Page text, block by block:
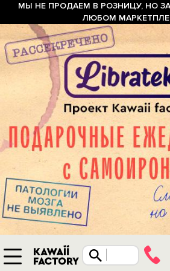
МЫ НЕ ПРОДАЕМ В РОЗНИЦУ, НО
ЛЮБОМ